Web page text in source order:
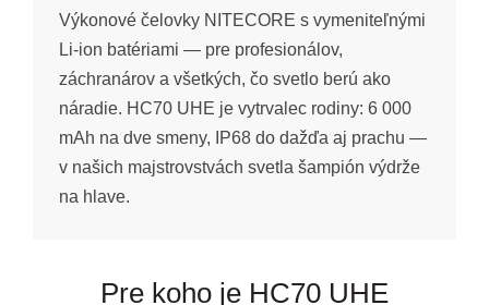
Výkonové čelovky NITECORE s vymeniteľnými
Li-ion batériami — pre profesionálov,
záchranárov a všetkých, čo svetlo berú ako
náradie. HC70 UHE je vytrvalec rodiny: 6 000
mAh na dve smeny, IP68 do dažďa aj prachu —
v našich majstrovstvách svetla šampión výdrže
na hlave.
Pre koho je HC70 UHE